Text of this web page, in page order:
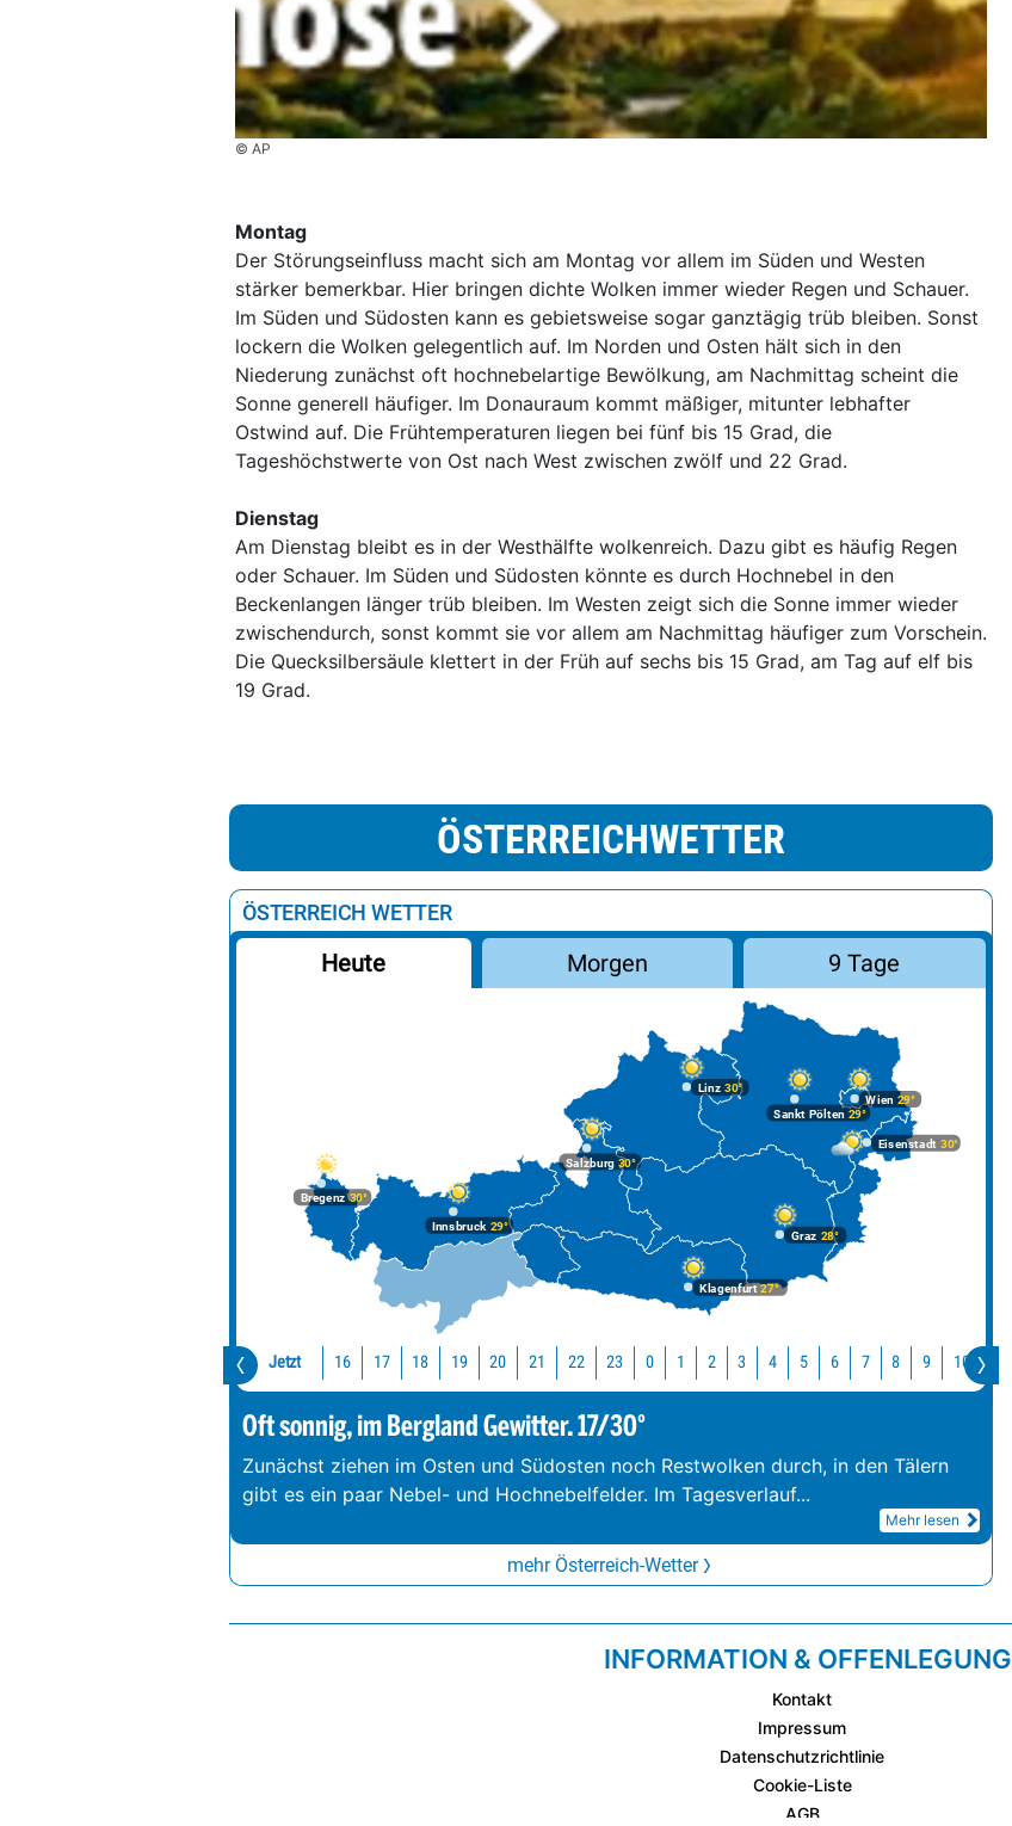
© AP
Montag
Der Störungseinfluss macht sich am Montag vor allem im Süden und Westen
stärker bemerkbar. Hier bringen dichte Wolken immer wieder Regen und Schauer.
Im Süden und Südosten kann es gebietsweise sogar ganztägig trüb bleiben. Sonst
lockern die Wolken gelegentlich auf. Im Norden und Osten hält sich in den
Niederung zunächst oft hochnebelartige Bewölkung, am Nachmittag scheint die
Sonne generell häufiger. Im Donauraum kommt mäßiger, mitunter lebhafter
Ostwind auf. Die Frühtemperaturen liegen bei fünf bis 15 Grad, die
Tageshöchstwerte von Ost nach West zwischen zwölf und 22 Grad.
Dienstag
Am Dienstag bleibt es in der Westhälfte wolkenreich. Dazu gibt es häufig Regen
oder Schauer. Im Süden und Südosten könnte es durch Hochnebel in den
Beckenlangen länger trüb bleiben. Im Westen zeigt sich die Sonne immer wieder
zwischendurch, sonst kommt sie vor allem am Nachmittag häufiger zum Vorschein.
Die Quecksilbersäule klettert in der Früh auf sechs bis 15 Grad, am Tag auf elf bis
19 Grad.
ÖSTERREICHWETTER
ÖSTERREICH WETTER
Heute Morgen 9 Tage
Bregenz30°
Graz 28°
Innsbruck29°
Klagenfurt27°
Linz 30°
Salzburg30°
Wien 29°
Eisenstadt 30°
Sankt Pölten 29°
Jetzt 16 17 18 19 20 21 22 23 0 1 2 3 4 5 6 7 8 9 10
Oft sonnig, im Bergland Gewitter. 17/30°
Zunächst ziehen im Osten und Südosten noch Restwolken durch, in den Tälern
gibt es ein paar Nebel- und Hochnebelfelder. Im Tagesverlauf...
Mehr lesen
mehr Österreich-Wetter
INFORMATION & OFFENLEGUNG
Kontakt
Impressum
Datenschutzrichtlinie
Cookie-Liste
AGB